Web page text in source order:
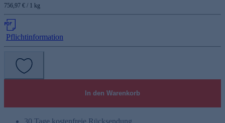
756,97 € / 1 kg
Pflichtinformation
In den Warenkorb
30 Tage kostenfreie Rücksendung